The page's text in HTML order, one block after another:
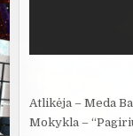
Atlikėja – Meda
Mokykla –